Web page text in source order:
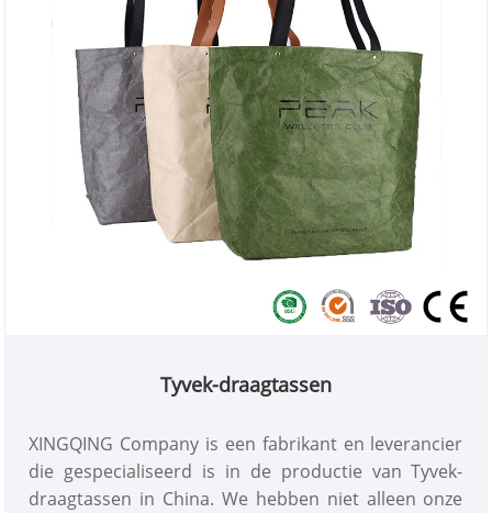
Tyvek-draagtassen
XINGQING Company is een fabrikant en leverancier
die gespecialiseerd is in de productie van Tyvek-
draagtassen in China. We hebben niet alleen onze